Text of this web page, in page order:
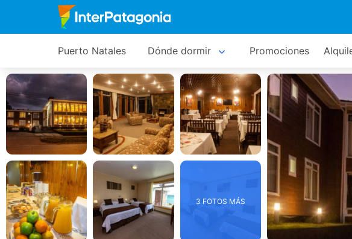
Puerto Natales Dónde dormir Promociones
3 FOTOS MÁS